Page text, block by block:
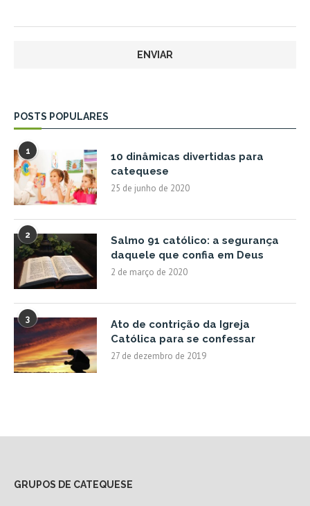
POSTS POPULARES
1
10 dinâmicas divertidas para
catequese
25 de junho de 2020
2
Salmo 91 católico: a segurança
daquele que confia em Deus
2 de março de 2020
3
Ato de contrição da Igreja
Católica para se confessar
27 de dezembro de 2019
GRUPOS DE CATEQUESE